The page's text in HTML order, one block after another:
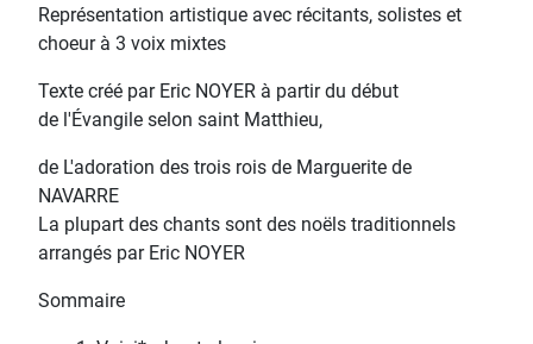
Représentation artistique avec récitants, solistes et
choeur à 3 voix mixtes
Texte créé par Eric NOYER à partir du début
de l'Évangile selon saint Matthieu,
de L'adoration des trois rois de Marguerite de
NAVARRE
La plupart des chants sont des noëls traditionnels
arrangés par Eric NOYER
Sommaire